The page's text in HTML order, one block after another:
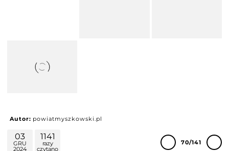
Autor: powiatmyszkowski.pl
03
GRU
2024
1141
razy
czytano
70/141